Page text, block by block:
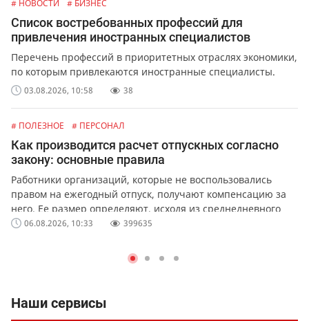
# НОВОСТИ # БИЗНЕС
Список востребованных профессий для
привлечения иностранных специалистов
Перечень профессий в приоритетных отраслях экономики,
по которым привлекаются иностранные специалисты.
03.08.2026, 10:58 38
# ПОЛЕЗНОЕ # ПЕРСОНАЛ
Как производится расчет отпускных согласно
закону: основные правила
Работники организаций, которые не воспользовались
правом на ежегодный отпуск, получают компенсацию за
него. Ее размер определяют, исходя из среднедневного
заработка сотрудника.
06.08.2026, 10:33 399635
Наши сервисы